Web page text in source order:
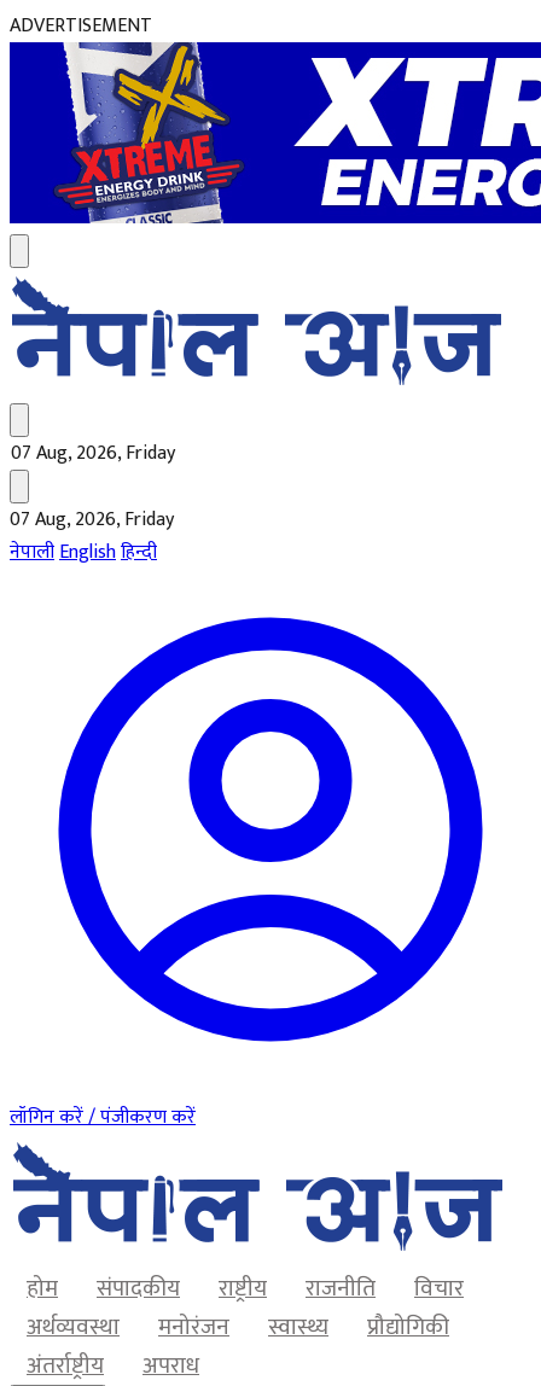
ADVERTISEMENT
07 Aug, 2026, Friday
07 Aug, 2026, Friday
नेपालीEnglishहिन्दी
लॉगिन करें / पंजीकरण करें
होम संपादकीय राष्ट्रीय राजनीति
विचार
अर्थव्यवस्था
मनोरंजन स्वास्थ्य
प्रौद्योगिकी
अंतर्राष्ट्रीय
अपराध